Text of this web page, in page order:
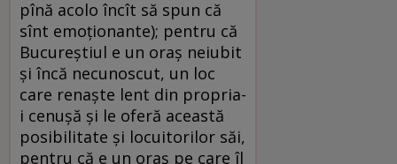
pînă acolo încît să spun că
sînt emoţionante); pentru că
Bucureştiul e un oraş neiubit
şi încă necunoscut, un loc
care renaşte lent din propria-
i cenuşă şi le oferă această
posibilitate şi locuitorilor săi,
pentru că e un oraş pe care îl